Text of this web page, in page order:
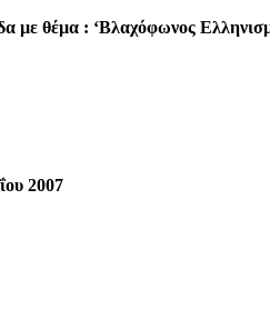
µε θέµα : ‘Βλαχόφωνος
2007